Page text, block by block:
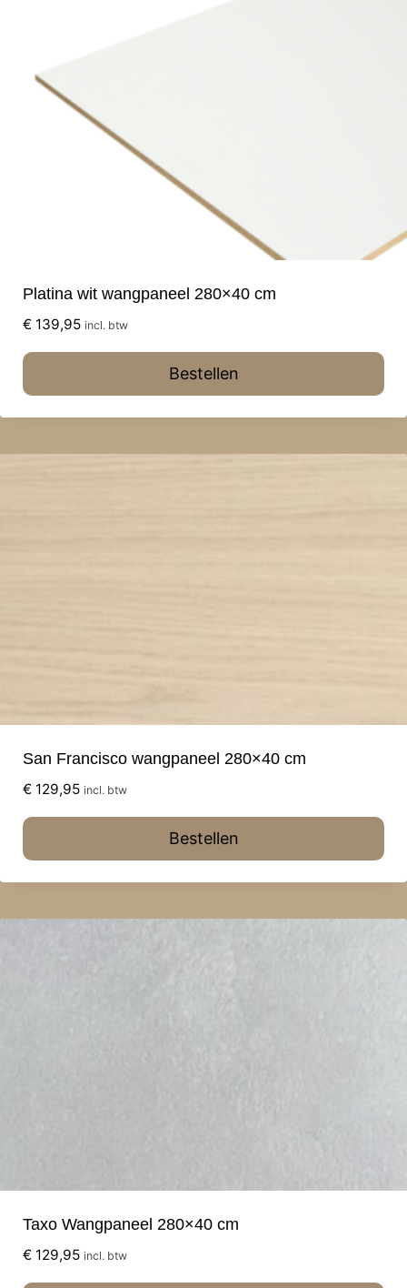
Platina wit wangpaneel 280×40 cm
€ 139,95 incl. btw
Bestellen
San Francisco wangpaneel 280×40 cm
€ 129,95 incl. btw
Bestellen
Taxo Wangpaneel 280×40 cm
€ 129,95 incl. btw